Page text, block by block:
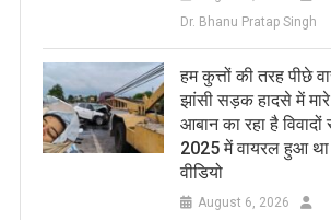
Dr. Bhanu Pratap Singh
हम कुत्तों की तरह पीछे
झांसी सड़क हादसे में
आबान का रहा है
2025 में वायरल हुआ था
वीडियो
August 6, 2026